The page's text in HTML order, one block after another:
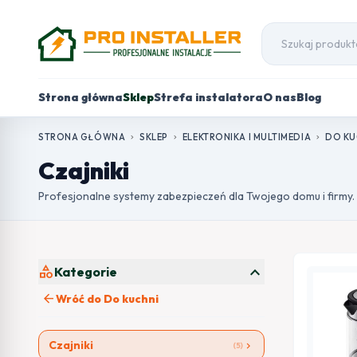
Strona głównaSklepStrefa instalatoraO nasBlog
STRONA GŁÓWNA chevron_right SKLEP chevron_right ELEKTRONIKA I MULTIMEDIA chevron_right DO
Czajniki
Profesjonalne systemy zabezpieczeń dla Twojego domu i firmy.
categoryKategorie expand_more
arrow_backWróć do Do kuchni
Czajniki (5) chevron_right